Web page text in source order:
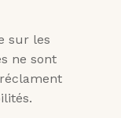
sur les
ne sont